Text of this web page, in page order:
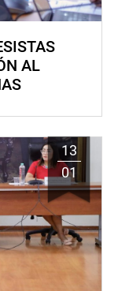
AL
13
01